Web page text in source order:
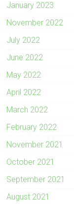
January 2023
November 2022
July 2022
June 2022
May 2022
April 2022
March 2022
February 2022
November 2021
October 2021
September 2021
August 2021